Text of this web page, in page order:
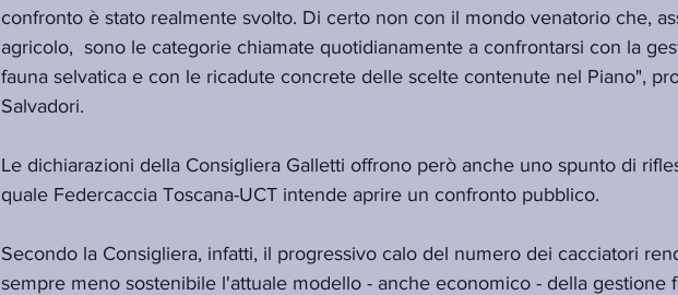
confronto è stato realmente svolto. Di certo non con il mondo venatorio che,
agricolo,  sono le categorie chiamate quotidianamente a confrontarsi con la
fauna selvatica e con le ricadute concrete delle scelte contenute nel Piano",
Salvadori.
Le dichiarazioni della Consigliera Galletti offrono però anche uno spunto di
quale Federcaccia Toscana-UCT intende aprire un confronto pubblico.
Secondo la Consigliera, infatti, il progressivo calo del numero dei cacciatori
sempre meno sostenibile l'attuale modello - anche economico - della gestione